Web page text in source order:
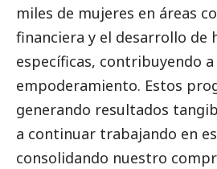
miles de mujeres en áreas
financiera y el desarrollo de
específicas, contribuyendo a
empoderamiento. Estos
generando resultados
a continuar trabajando en
consolidando nuestro